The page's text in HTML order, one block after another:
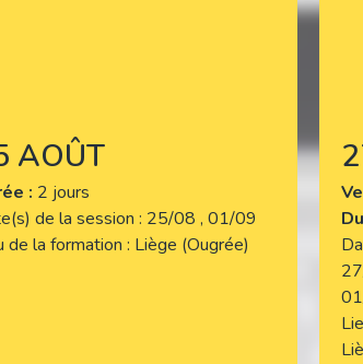
AOÛT
: 2 jours
de la session 25/08 , 01/09
de la formation Liège (Ougrée)